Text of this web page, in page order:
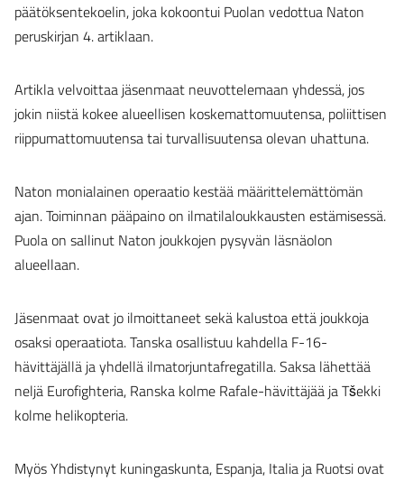
päätöksentekoelin, joka kokoontui Puolan vedottua Naton
peruskirjan 4. artiklaan.
Artikla velvoittaa jäsenmaat neuvottelemaan yhdessä, jos
jokin niistä kokee alueellisen koskemattomuutensa, poliittisen
riippumattomuutensa tai turvallisuutensa olevan uhattuna.
Naton monialainen operaatio kestää määrittelemättömän
ajan. Toiminnan pääpaino on ilmatilaloukkausten estämisessä.
Puola on sallinut Naton joukkojen pysyvän läsnäolon
alueellaan.
Jäsenmaat ovat jo ilmoittaneet sekä kalustoa että joukkoja
osaksi operaatiota. Tanska osallistuu kahdella F-16-
hävittäjällä ja yhdellä ilmatorjuntafregatilla. Saksa lähettää
neljä Eurofighteria, Ranska kolme Rafale-hävittäjää ja Tšekki
kolme helikopteria.
Myös Yhdistynyt kuningaskunta, Espanja, Italia ja Ruotsi ovat